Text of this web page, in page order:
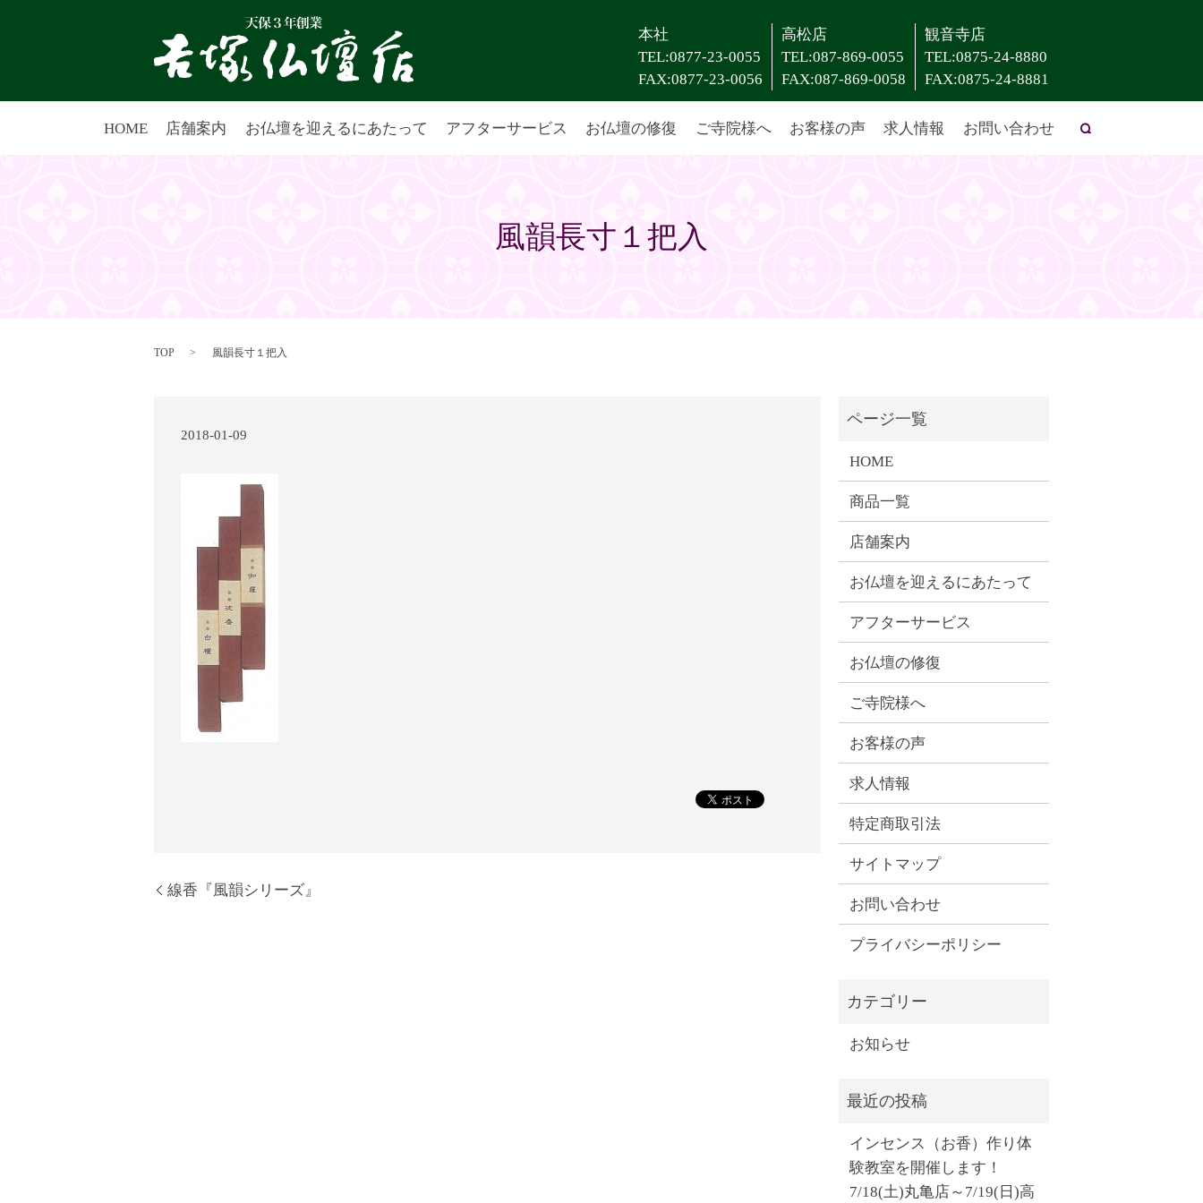
本社
TEL:0877-23-0055
FAX:0877-23-0056
高松店
TEL:087-869-0055
FAX:087-869-0058
観音寺店
TEL:0875-24-8880
FAX:0875-24-8881
HOME 店舗案内 お仏壇を迎えるにあたって アフターサービス お仏壇の修復 ご寺院様へ お客様の声 求人情報 お問い合わせ
風韻長寸１把入
TOP 風韻長寸１把入
2018-01-09
線香『風韻シリーズ』
HOME
商品一覧
店舗案内
お仏壇を迎えるにあたって
アフターサービス
お仏壇の修復
ご寺院様へ
お客様の声
求人情報
特定商取引法
サイトマップ
お問い合わせ
プライバシーポリシー
お知らせ
インセンス（お香）作り体
験教室を開催します！
7/18(土)丸亀店～7/19(日)高